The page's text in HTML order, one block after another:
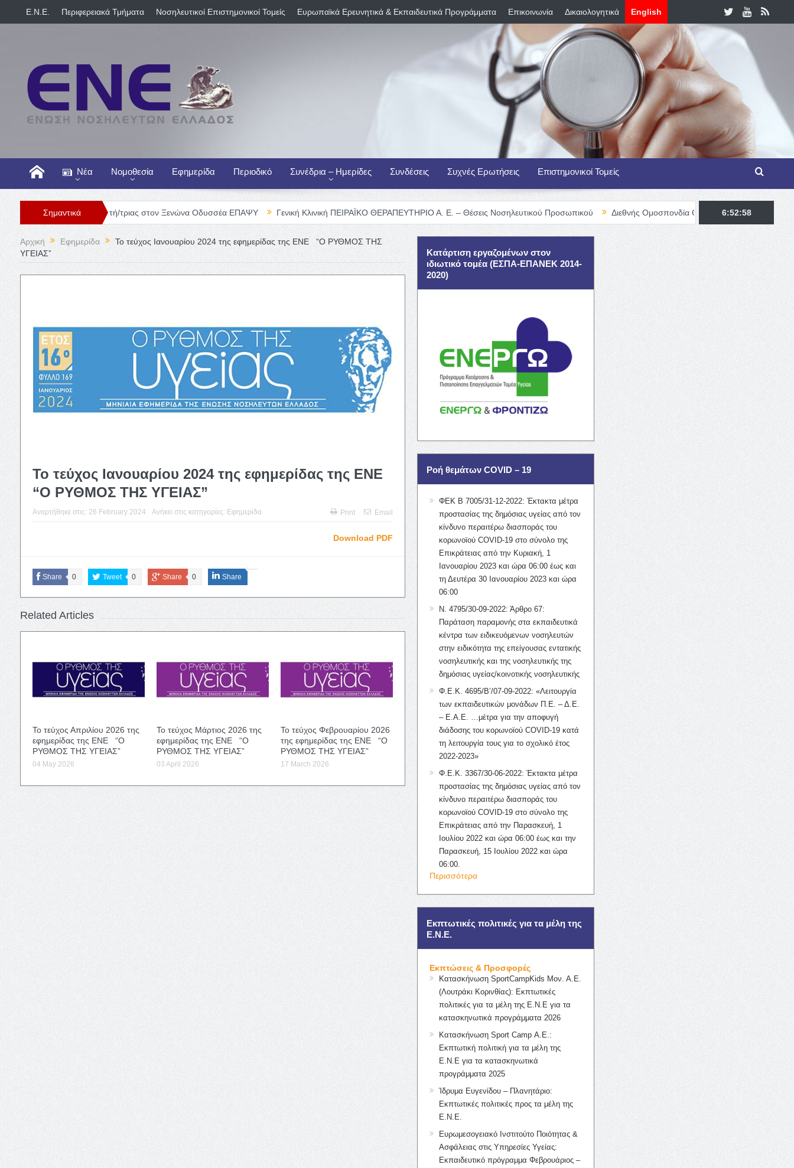
E.N.E. Περιφερειακά Τμήματα Νοσηλευτικοί Επιστημονικοί Τομείς Ευρωπαϊκά Ερευνητικά & Εκπαιδευτικά Προγράμματα Επικοινωνία Δικαιολογητικά English
Νέα Νομοθεσία Εφημερίδα Περιοδικό Συνέδρια – Ημερίδες Συνδέσεις Συχνές Ερωτήσεις Επιστημονικοί Τομείς
Σημαντικά
Θέση Νοσηλευτή/τριας στον Ξενώνα Οδυσσέα ΕΠΑΨΥ Γενική Κλινική ΠΕΙΡΑΪΚΟ ΘΕΡΑΠΕΥΤΗΡΙΟ Α. Ε. – Θέσεις Νοσηλευτικού Προσωπικού Διεθνής Ομοσπονδία Θαλασσαιμίας – TIF Fellowship
6:52:59
Αρχική Εφημερίδα
Το τεύχος Ιανουαρίου 2024 της εφημερίδας της ΕΝΕ “Ο ΡΥΘΜΟΣ ΤΗΣ
ΥΓΕΙΑΣ”
Το τεύχος Ιανουαρίου 2024 της εφημερίδας της ΕΝΕ
“Ο ΡΥΘΜΟΣ ΤΗΣ ΥΓΕΙΑΣ”
Αναρτήθηκε στις: 26 February 2024 Ανήκει στις κατηγορίες: Εφημερίδα Print Email
Download PDF
Share 0 Tweet 0 Share 0 Share
Related Articles
Το τεύχος Απριλίου 2026 της
εφημερίδας της ΕΝΕ “Ο
ΡΥΘΜΟΣ ΤΗΣ ΥΓΕΙΑΣ”
04 May 2026
Το τεύχος Μάρτιος 2026 της
εφημερίδας της ΕΝΕ “Ο
ΡΥΘΜΟΣ ΤΗΣ ΥΓΕΙΑΣ”
03 April 2026
Το τεύχος Φεβρουαρίου 2026
της εφημερίδας της ΕΝΕ “Ο
ΡΥΘΜΟΣ ΤΗΣ ΥΓΕΙΑΣ”
17 March 2026
Κατάρτιση εργαζομένων στον
ιδιωτικό τομέα (ΕΣΠΑ-ΕΠΑΝΕΚ 2014-
2020)
Ροή θεμάτων COVID – 19
ΦΕΚ Β 7005/31-12-2022: Έκτακτα μέτρα
προστασίας της δημόσιας υγείας από τον
κίνδυνο περαιτέρω διασποράς του
κορωνοϊού COVID-19 στο σύνολο της
Επικράτειας από την Κυριακή, 1
Ιανουαρίου 2023 και ώρα 06:00 έως και
τη Δευτέρα 30 Ιανουαρίου 2023 και ώρα
06:00
Ν. 4795/30-09-2022: Άρθρο 67:
Παράταση παραμονής στα εκπαιδευτικά
κέντρα των ειδικευόμενων νοσηλευτών
στην ειδικότητα της επείγουσας εντατικής
νοσηλευτικής και της νοσηλευτικής της
δημόσιας υγείας/κοινοτικής νοσηλευτικής
Φ.Ε.Κ. 4695/Β’/07-09-2022: «Λειτουργία
των εκπαιδευτικών μονάδων Π.Ε. – Δ.Ε.
– Ε.Α.Ε. …μέτρα για την αποφυγή
διάδοσης του κορωνοϊού COVID-19 κατά
τη λειτουργία τους για το σχολικό έτος
2022-2023»
Φ.Ε.Κ. 3367/30-06-2022: Έκτακτα μέτρα
προστασίας της δημόσιας υγείας από τον
κίνδυνο περαιτέρω διασποράς του
κορωνοϊού COVID-19 στο σύνολο της
Επικράτειας από την Παρασκευή, 1
Ιουλίου 2022 και ώρα 06:00 έως και την
Παρασκευή, 15 Ιουλίου 2022 και ώρα
06:00.
Περισσότερα
Εκπτωτικές πολιτικές για τα μέλη της
Ε.Ν.Ε.
Εκπτώσεις & Προσφορές
Κατασκήνωση SportCampKids Μον. Α.Ε.
(Λουτράκι Κορινθίας): Εκπτωτικές
πολιτικές για τα μέλη της Ε.Ν.Ε για τα
κατασκηνωτικά προγράμματα 2026
Κατασκήνωση Sport Camp Α.Ε.:
Εκπτωτική πολιτική για τα μέλη της
Ε.Ν.Ε για τα κατασκηνωτικά
προγράμματα 2025
Ίδρυμα Ευγενίδου – Πλανητάριο:
Εκπτωτικές πολιτικές προς τα μέλη της
Ε.Ν.Ε.
Ευρωμεσογειακό Ινστιτούτο Ποιότητας &
Ασφάλειας στις Υπηρεσίες Υγείας:
Εκπαιδευτικό πρόγραμμα Φεβρουάριος –